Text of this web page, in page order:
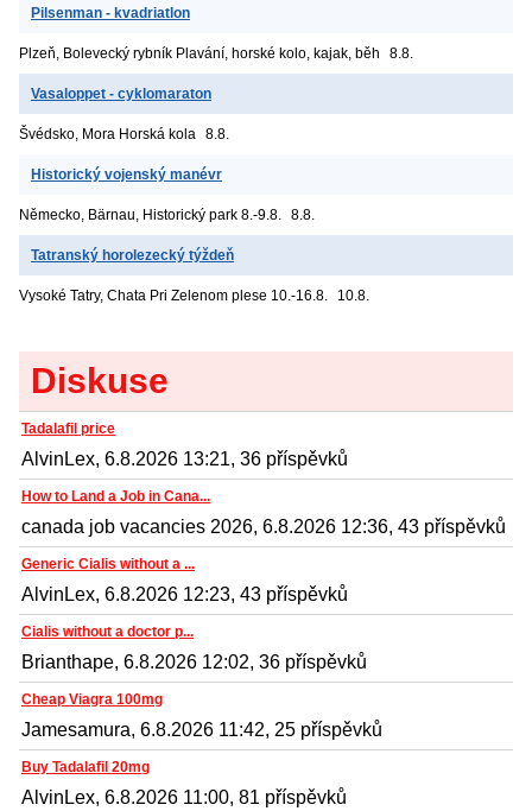
Pilsenman - kvadriatlon
Plzeň, Bolevecký rybník Plavání, horské kolo, kajak, běh 8.8.
Vasaloppet - cyklomaraton
Švédsko, Mora Horská kola 8.8.
Historický vojenský manévr
Německo, Bärnau, Historický park 8.-9.8. 8.8.
Tatranský horolezecký týždeň
Vysoké Tatry, Chata Pri Zelenom plese 10.-16.8. 10.8.
Diskuse
Tadalafil price
AlvinLex, 6.8.2026 13:21, 36 příspěvků
How to Land a Job in Cana...
canada job vacancies 2026, 6.8.2026 12:36, 43 příspěvků
Generic Cialis without a ...
AlvinLex, 6.8.2026 12:23, 43 příspěvků
Cialis without a doctor p...
Brianthape, 6.8.2026 12:02, 36 příspěvků
Cheap Viagra 100mg
Jamesamura, 6.8.2026 11:42, 25 příspěvků
Buy Tadalafil 20mg
AlvinLex, 6.8.2026 11:00, 81 příspěvků